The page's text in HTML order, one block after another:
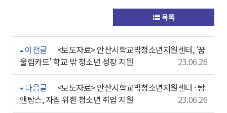
목록
이전글
<보도자료> 안산시학교밖청소년지원센터, '꿈
울림카드' 학교 밖 청소년 성장 지원
23.06.26
다음글
<보도자료> 안산시학교밖청소년지원센터 · 탐
앤탐스, 자립 위한 청소년 취업 지원
23.06.26